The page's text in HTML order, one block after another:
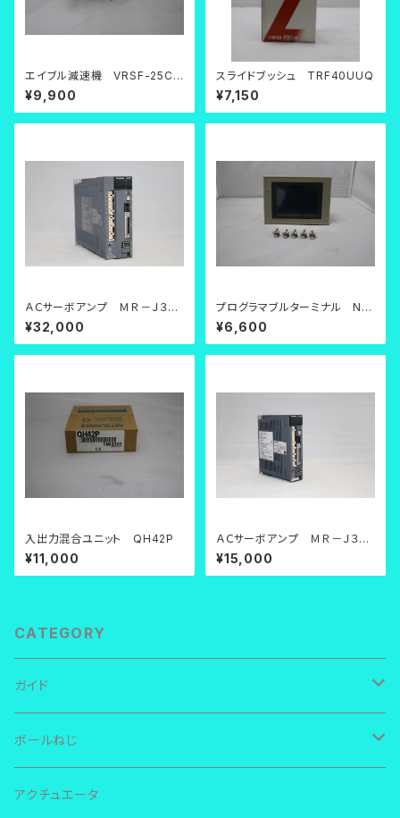
エイブル減速機 VRSF-25C-
200【中古品】
¥9,900
スライドブッシュ TRF40UUQ
¥7,150
ＡＣサーボアンプ ＭＲ－Ｊ３－
７０Ａ【中古品】
¥32,000
プログラマブルターミナル NS
5-MQ10-V2【中古品】
¥6,600
入出力混合ユニット QH42P
¥11,000
ＡＣサーボアンプ ＭＲ－Ｊ３－
１０Ａ【中古品】
¥15,000
CATEGORY
ガイド
ＴＨＫ ＬＭガイド
ＲＳＲ
ＩＫＯ リニアウェイ
ボールねじ
ＴＨＫ
アクチュエータ